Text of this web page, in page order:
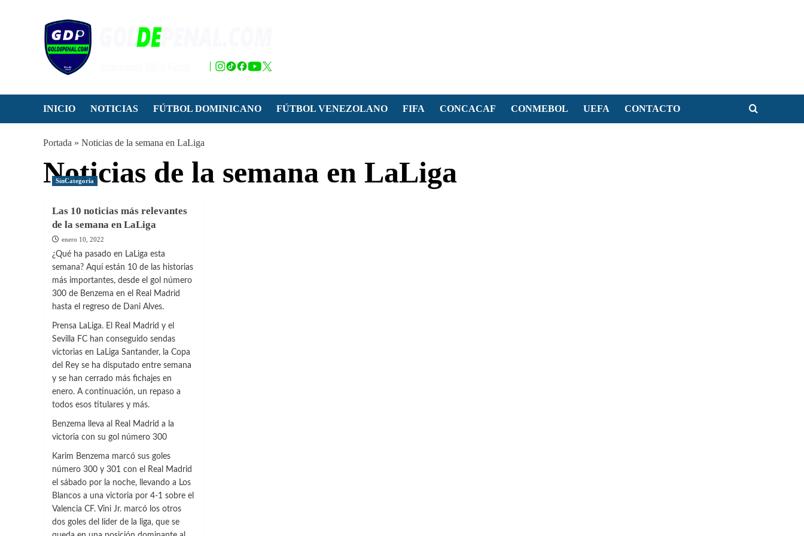
INICIO NOTICIAS FÚTBOL DOMINICANO FÚTBOL VENEZOLANO FIFA CONCACAF CONMEBOL UEFA CONTACTO
Portada » Noticias de la semana en LaLiga
Noticias de la semana en LaLiga
SinCategoria
Las 10 noticias más relevantes
de la semana en LaLiga
enero 10, 2022
¿Qué ha pasado en LaLiga esta
semana? Aquí están 10 de las historias
más importantes, desde el gol número
300 de Benzema en el Real Madrid
hasta el regreso de Dani Alves.
Prensa LaLiga. El Real Madrid y el
Sevilla FC han conseguido sendas
victorias en LaLiga Santander, la Copa
del Rey se ha disputado entre semana
y se han cerrado más fichajes en
enero. A continuación, un repaso a
todos esos titulares y más.
Benzema lleva al Real Madrid a la
victoria con su gol número 300
Karim Benzema marcó sus goles
número 300 y 301 con el Real Madrid
el sábado por la noche, llevando a Los
Blancos a una victoria por 4-1 sobre el
Valencia CF. Vini Jr. marcó los otros
dos goles del líder de la liga, que se